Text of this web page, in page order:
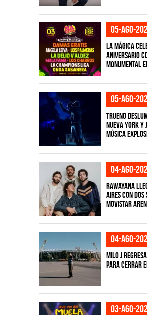
05-ago-
La Mágica
aniversario
monumental
05-ago-
TRUENO
Nueva York y
música
04-ago-
Rawayana
Aires con dos
Movistar
04-ago-
Milo J
para cerrar
03-ago-